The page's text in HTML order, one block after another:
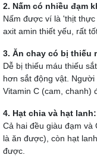
2. Nấm có nhiều đạm
Nấm được ví là 'thịt
axit amin thiết yếu, rất
3. Ăn chay có bị thiếu
Dễ bị thiếu máu thiếu
hơn sắt động vật.
Vitamin C (cam, chanh)
4. Hạt chia và hạt
Cả hai đều giàu đạm
là ăn được), còn hạt
được.